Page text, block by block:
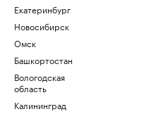
Екатеринбург
Новосибирск
Омск
Башкортостан
Вологодская
область
Калининград